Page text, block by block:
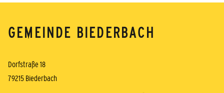
GEMEINDE BIEDERBACH
Dorfstraße 18
79215 Biederbach